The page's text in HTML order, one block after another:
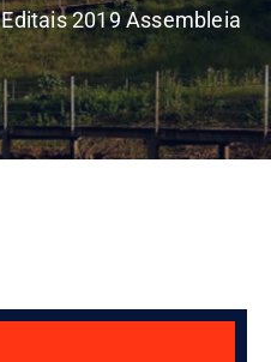
Editais 2019 Assembleia